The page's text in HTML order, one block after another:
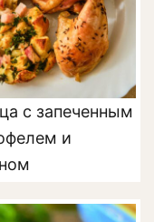
с запеченным
и